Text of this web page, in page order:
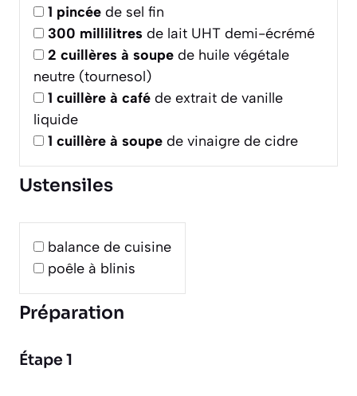
1 pincée de sel fin
300 millilitres de lait UHT demi-écrémé
2 cuillères à soupe de huile végétale
neutre (tournesol)
1 cuillère à café de extrait de vanille
liquide
1 cuillère à soupe de vinaigre de cidre
Ustensiles
balance de cuisine
poêle à blinis
Préparation
Étape 1